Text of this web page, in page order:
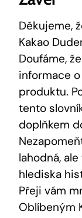
Děkujeme,
Kakao‌
Doufáme,
informace
produktu.‍
tento
doplňkem
lahodná,
hlediska
Přeji vám
Oblíbeným